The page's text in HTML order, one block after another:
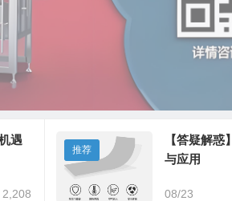
遇
2,208
推荐
【答疑解
与应用
08/23